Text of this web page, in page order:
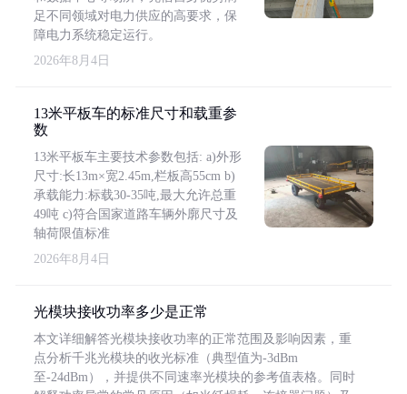
足不同领域对电力供应的高要求，保
障电力系统稳定运行。
2026年8月4日
13米平板车的标准尺寸和载重参
数
13米平板车主要技术参数包括: a)外形
尺寸:长13m×宽2.45m,栏板高55cm b)
承载能力:标载30-35吨,最大允许总重
49吨 c)符合国家道路车辆外廓尺寸及
轴荷限值标准
2026年8月4日
光模块接收功率多少是正常
本文详细解答光模块接收功率的正常范围及影响因素，重
点分析千兆光模块的收光标准（典型值为-3dBm
至-24dBm），并提供不同速率光模块的参考值表格。同时